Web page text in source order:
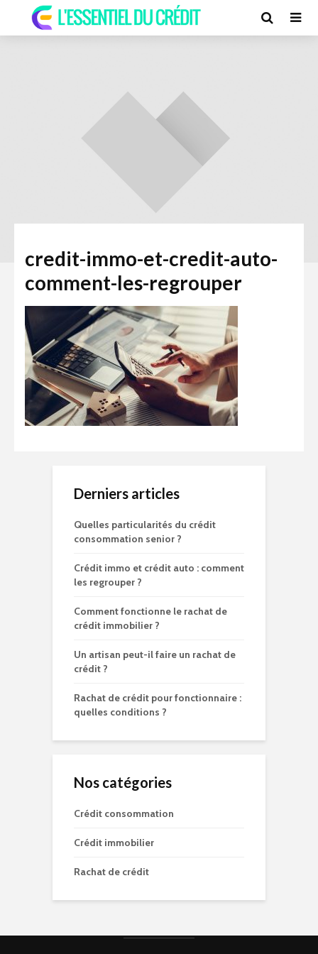
credit-immo-et-credit-auto-
comment-les-regrouper
Derniers articles
Quelles particularités du crédit
consommation senior ?
Crédit immo et crédit auto : comment
les regrouper ?
Comment fonctionne le rachat de
crédit immobilier ?
Un artisan peut-il faire un rachat de
crédit ?
Rachat de crédit pour fonctionnaire :
quelles conditions ?
Nos catégories
Crédit consommation
Crédit immobilier
Rachat de crédit